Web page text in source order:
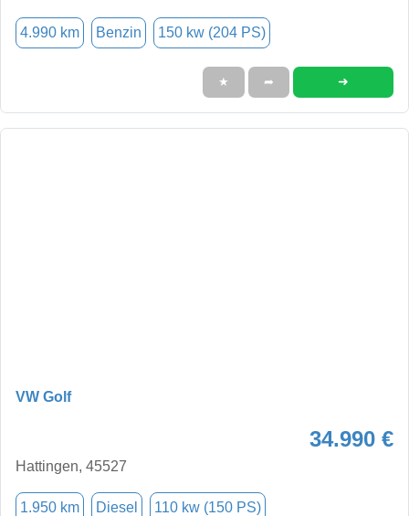
4.990 km Benzin 150 kw (204 PS)
★ ➦ ➜
VW Golf
34.990 €
Hattingen, 45527
1.950 km Diesel 110 kw (150 PS)